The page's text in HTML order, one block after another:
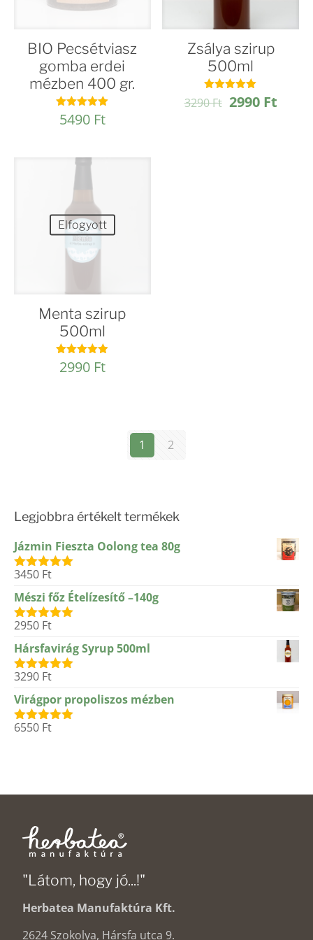
BIO Pecsétviasz
gomba erdei
mézben 400 gr.
Értékelés:
4.97
5490 Ft
Zsálya szirup
500ml
Értékelés:
4.98
3290Ft Original
2990 Ft
Elfogyott
Menta szirup
500ml
Értékelés:
4.92
2990 Ft
1 2
Legjobbra értékelt termékek
Jázmin Fieszta Oolong tea 80g
Értékelés:
3450 Ft
Mészi főz Ételízesítő –140g
Értékelés:
2950 Ft
Hársfavirág Syrup 500ml
Értékelés:
3290 Ft
Virágpor propoliszos mézben
Értékelés:
6550 Ft
"Látom, hogy jó...!"
Herbatea Manufaktúra Kft.
2624 Szokolya, Hársfa utca 9.